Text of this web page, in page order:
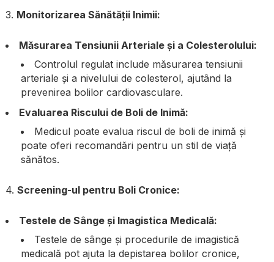
3. Monitorizarea Sănătății Inimii:
Măsurarea Tensiunii Arteriale și a Colesterolului:
Controlul regulat include măsurarea tensiunii
arteriale și a nivelului de colesterol, ajutând la
prevenirea bolilor cardiovasculare.
Evaluarea Riscului de Boli de Inimă:
Medicul poate evalua riscul de boli de inimă și
poate oferi recomandări pentru un stil de viață
sănătos.
4. Screening-ul pentru Boli Cronice:
Testele de Sânge și Imagistica Medicală:
Testele de sânge și procedurile de imagistică
medicală pot ajuta la depistarea bolilor cronice,